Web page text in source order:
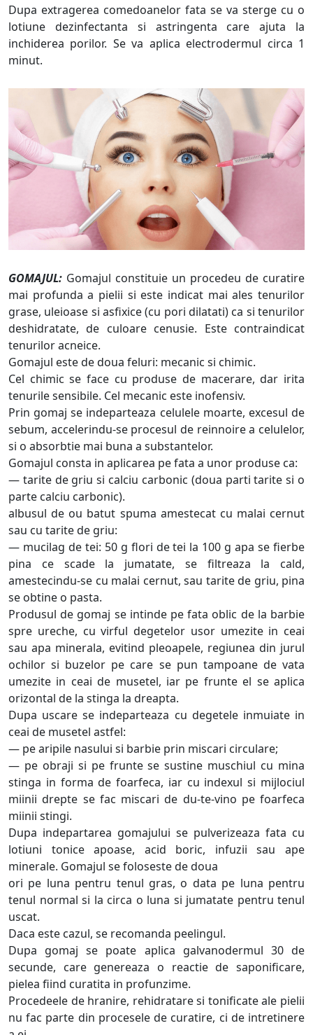
Dupa extragerea comedoanelor fata se va sterge cu o
lotiune dezinfectanta si astringenta care ajuta la
inchiderea porilor. Se va aplica electrodermul circa 1
minut.
GOMAJUL: Gomajul constituie un procedeu de curatire
mai profunda a pielii si este indicat mai ales tenurilor
grase, uleioase si asfixice (cu pori dilatati) ca si tenurilor
deshidratate, de culoare cenusie. Este contraindicat
tenurilor acneice.
Gomajul este de doua feluri: mecanic si chimic.
Cel chimic se face cu produse de macerare, dar irita
tenurile sensibile. Cel mecanic este inofensiv.
Prin gomaj se indeparteaza celulele moarte, excesul de
sebum, accelerindu-se procesul de reinnoire a celulelor,
si o absorbtie mai buna a substantelor.
Gomajul consta in aplicarea pe fata a unor produse ca:
— tarite de griu si calciu carbonic (doua parti tarite si o
parte calciu carbonic).
albusul de ou batut spuma amestecat cu malai cernut
sau cu tarite de griu:
— mucilag de tei: 50 g flori de tei la 100 g apa se fierbe
pina ce scade la jumatate, se filtreaza la cald,
amestecindu-se cu malai cernut, sau tarite de griu, pina
se obtine o pasta.
Produsul de gomaj se intinde pe fata oblic de la barbie
spre ureche, cu virful degetelor usor umezite in ceai
sau apa minerala, evitind pleoapele, regiunea din jurul
ochilor si buzelor pe care se pun tampoane de vata
umezite in ceai de musetel, iar pe frunte el se aplica
orizontal de la stinga la dreapta.
Dupa uscare se indeparteaza cu degetele inmuiate in
ceai de musetel astfel:
— pe aripile nasului si barbie prin miscari circulare;
— pe obraji si pe frunte se sustine muschiul cu mina
stinga in forma de foarfeca, iar cu indexul si mijlociul
miinii drepte se fac miscari de du-te-vino pe foarfeca
miinii stingi.
Dupa indepartarea gomajului se pulverizeaza fata cu
lotiuni tonice apoase, acid boric, infuzii sau ape
minerale. Gomajul se foloseste de doua
ori pe luna pentru tenul gras, o data pe luna pentru
tenul normal si la circa o luna si jumatate pentru tenul
uscat.
Daca este cazul, se recomanda peelingul.
Dupa gomaj se poate aplica galvanodermul 30 de
secunde, care genereaza o reactie de saponificare,
pielea fiind curatita in profunzime.
Procedeele de hranire, rehidratare si tonificate ale pielii
nu fac parte din procesele de curatire, ci de intretinere